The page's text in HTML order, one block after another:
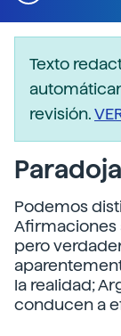
Texto
revisión.
Podemos
Afirmaciones
pero
la realidad;
conducen a